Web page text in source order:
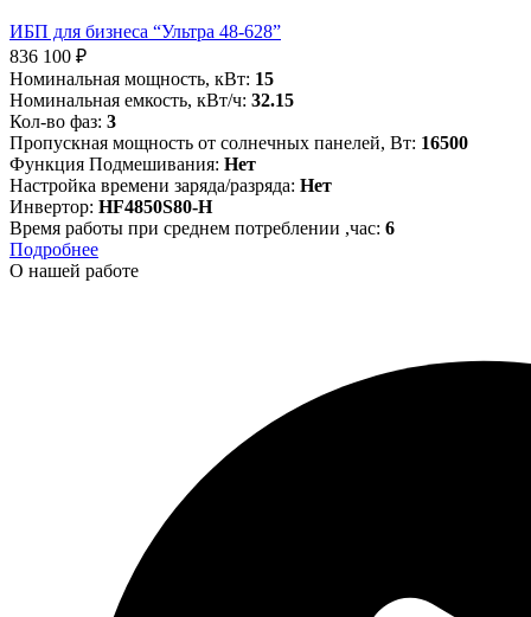
ИБП для бизнеса “Ультра 48-628”
836 100 ₽
Номинальная мощность, кВт: 15
Номинальная емкость, кВт/ч: 32.15
Кол-во фаз: 3
Пропускная мощность от солнечных панелей, Вт: 16500
Функция Подмешивания: Нет
Настройка времени заряда/разряда: Нет
Инвертор: HF4850S80-H
Время работы при среднем потреблении ,час: 6
Подробнее
О нашей работе